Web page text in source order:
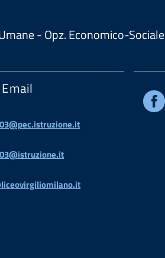
- Opz. Economico-Sociale